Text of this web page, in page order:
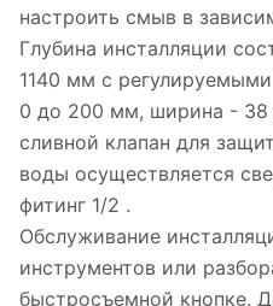
настроить смыв в
Глубина инсталляции
1140 мм с
0 до 200 мм, ширина - 38
сливной клапан для
воды осуществляется
фитинг 1/2 .
Обслуживание
инструментов или
быстросъемной кнопке.